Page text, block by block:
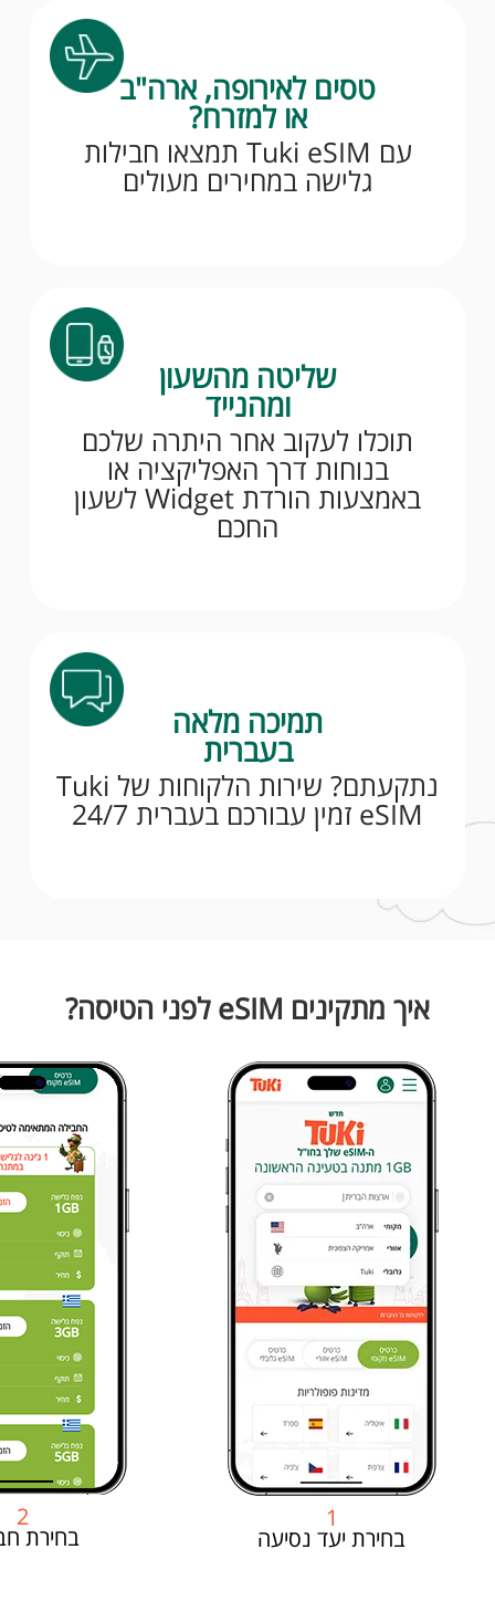
טסים לאירופה, ארה"ב
או למזרח?
עם Tuki eSIM תמצאו חבילות
גלישה במחירים מעולים
שליטה מהשעון
ומהנייד
תוכלו לעקוב אחר היתרה שלכם
בנוחות דרך האפליקציה או
באמצעות הורדת Widget לשעון
החכם
תמיכה מלאה
בעברית
נתקעתם? שירות הלקוחות של Tuki
eSIM זמין עבורכם בעברית 24/7
איך מתקינים eSIM לפני הטיסה?
1
בחירת יעד נסיעה
2
בחירת